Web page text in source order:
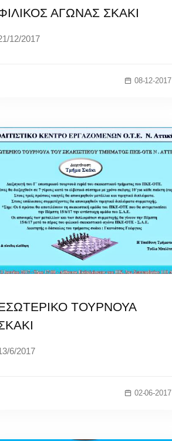
ΑΓΩΝΑΣ ΣΚΑΚΙ
12/2017
08-12-2017
ΤΟΥΡΝΟΥΑ
6/2017
02-06-2017